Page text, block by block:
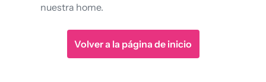
nuestra home.
Volver a la página de inicio